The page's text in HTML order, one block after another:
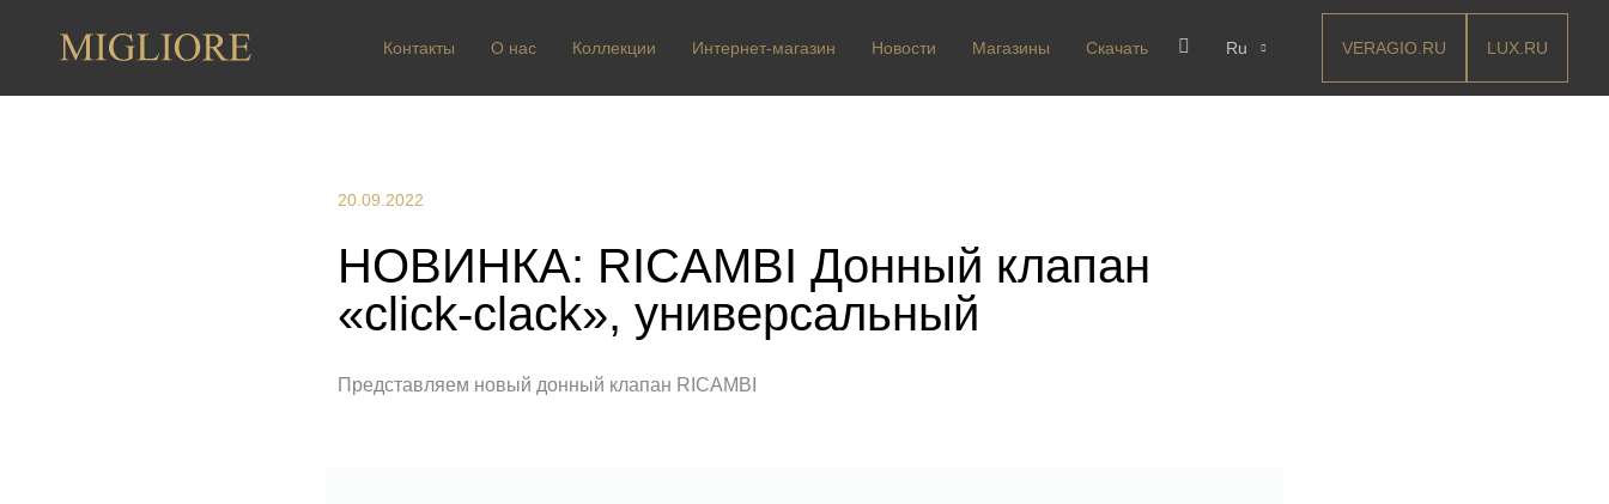
Контакты О нас Коллекции Интернет-магазин Новости Магазины Скачать Ru VERAGIO.RU LUX.RU
20.09.2022
НОВИНКА: RICAMBI Донный клапан
«click-clack», универсальный
Представляем новый донный клапан RICAMBI